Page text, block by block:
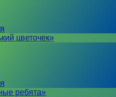
цветочек»
ребята»